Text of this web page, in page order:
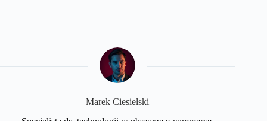
Marek Ciesielski